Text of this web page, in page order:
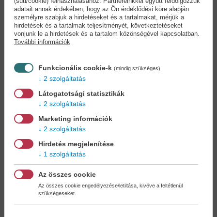
Minden évvel
fiatalabb -...
Chris Crowley
11,39 €9,90 €
Mackógyógytorna:
Hanyag...
Kovács Andrea
adatait annak érdekében, hogy az Ön érdeklődési köre alapján
személyre szabjuk a hirdetéseket és a tartalmakat, mérjük a
hirdetések és a tartalmak teljesítményét, következtetéseket
vonjunk le a hirdetések és a tartalom közönségével kapcsolatban.
További információk
Funkcionális cookie-k (mindig szükséges)
2 szolgáltatás
Látogatotsági statisztikák
2 szolgáltatás
Marketing információk
2 szolgáltatás
Hirdetés megjelenítése
1 szolgáltatás
Az összes cookie
Az összes cookie engedélyezése/letiltása, kivéve a feltétlenül
szükségeseket.